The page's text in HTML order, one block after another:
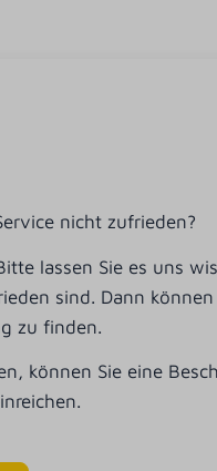
nicht zufrieden?
lassen Sie es uns
sind. Dann
zu finden.
können Sie eine